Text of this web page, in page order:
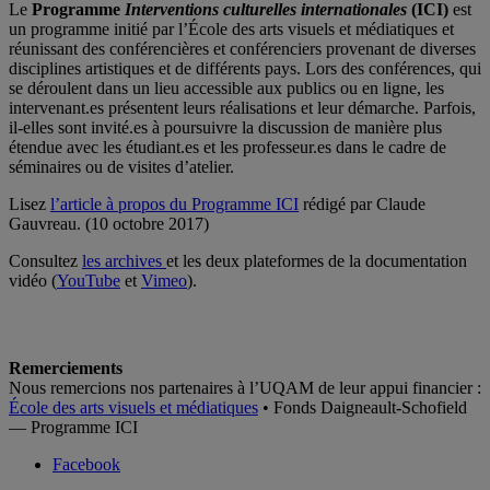
Le Programme Interventions culturelles internationales (ICI) est
un programme initié par l’École des arts visuels et médiatiques et
réunissant des conférencières et conférenciers provenant de diverses
disciplines artistiques et de différents pays. Lors des conférences, qui
se déroulent dans un lieu accessible aux publics ou en ligne, les
intervenant.es présentent leurs réalisations et leur démarche. Parfois,
il-elles sont invité.es à poursuivre la discussion de manière plus
étendue avec les étudiant.es et les professeur.es dans le cadre de
séminaires ou de visites d’atelier.
Lisez l’article à propos du Programme ICI rédigé par Claude
Gauvreau. (10 octobre 2017)
Consultez les archives et les deux plateformes de la documentation
vidéo (YouTube et Vimeo).
Remerciements
Nous remercions nos partenaires à l’UQAM de leur appui financier :
École des arts visuels et médiatiques • Fonds Daigneault-Schofield
— Programme ICI
Facebook